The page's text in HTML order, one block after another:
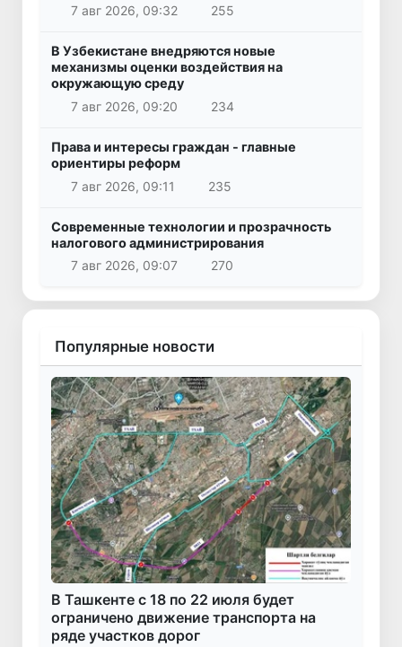
7 авг 2026, 09:32
255
В Узбекистане внедряются новые
механизмы оценки воздействия на
окружающую среду
7 авг 2026, 09:20
234
Права и интересы граждан - главные
ориентиры реформ
7 авг 2026, 09:11
235
Современные технологии и прозрачность
налогового администрирования
7 авг 2026, 09:07
270
Популярные новости
В Ташкенте с 18 по 22 июля будет
ограничено движение транспорта на
ряде участков дорог